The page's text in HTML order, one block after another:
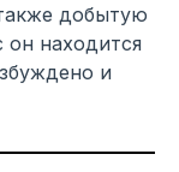
добытую
он находится
и